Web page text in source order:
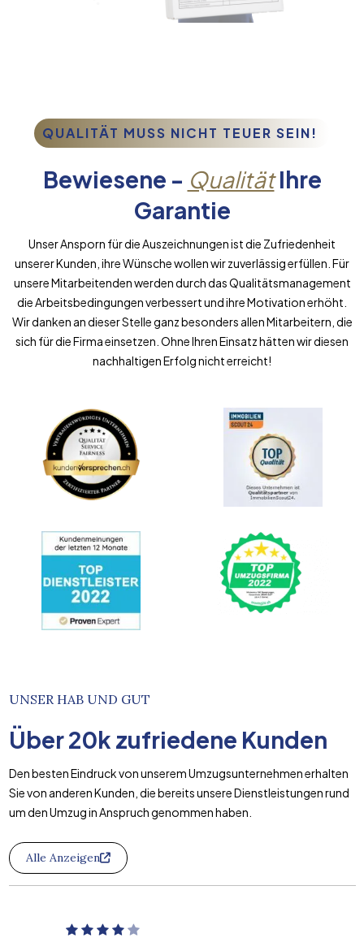
QUALITÄT MUSS NICHT TEUER SEIN!
Bewiesene - QualitätIhre
Garantie
Unser Ansporn für die Auszeichnungen ist die Zufriedenheit
unserer Kunden, ihre Wünsche wollen wir zuverlässig erfüllen. Für
unsere Mitarbeitenden werden durch das Qualitätsmanagement
die Arbeitsbedingungen verbessert und ihre Motivation erhöht.
Wir danken an dieser Stelle ganz besonders allen Mitarbeitern, die
sich für die Firma einsetzen. Ohne Ihren Einsatz hätten wir diesen
nachhaltigen Erfolg nicht erreicht!
UNSER HAB UND GUT
Über20k zufriedene Kunden
Den besten Eindruck von unserem Umzugsunternehmen erhalten
Sie von anderen Kunden, die bereits unsere Dienstleistungen rund
um den Umzug in Anspruch genommen haben.
Alle Anzeigen